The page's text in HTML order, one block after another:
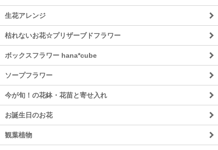
生花アレンジ
枯れないお花☆プリザーブドフラワー
ボックスフラワー hana*cube
ソープフラワー
今が旬！の花鉢・花苗と寄せ入れ
お誕生日のお花
観葉植物